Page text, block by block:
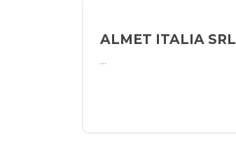
ALMET ITALIA SRL
...